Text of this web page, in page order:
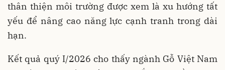
thân thiện môi trường được xem là xu hướng tất
yếu để nâng cao năng lực cạnh tranh trong dài
hạn.
Kết quả quý I/2026 cho thấy ngành Gỗ Việt Nam